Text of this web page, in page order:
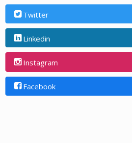
Twitter
Linkedin
Instagram
Facebook